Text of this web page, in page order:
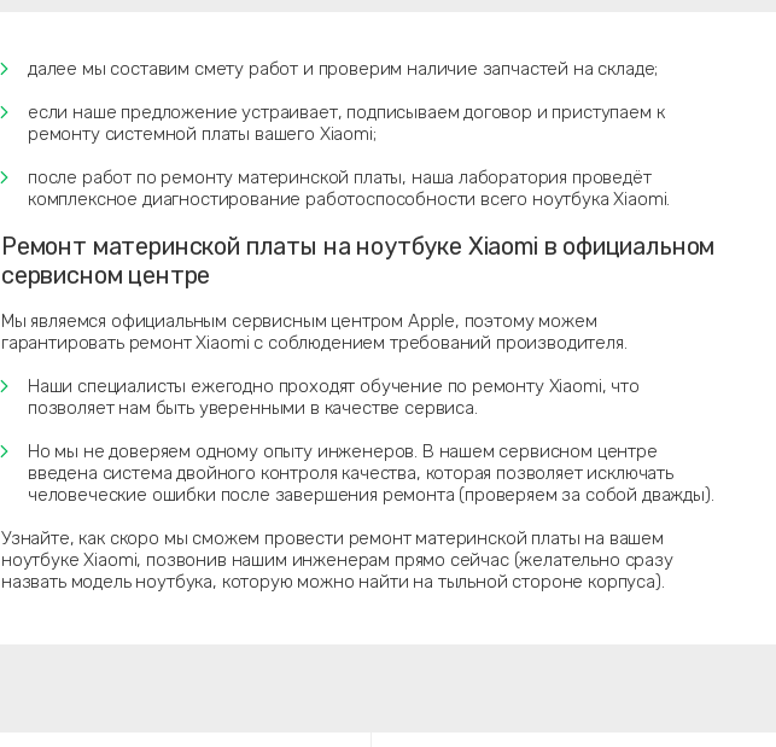
далее мы составим смету работ и проверим наличие запчастей на складе;
если наше предложение устраивает, подписываем договор и приступаем к
ремонту системной платы вашего Xiaomi;
после работ по ремонту материнской платы, наша лаборатория проведёт
комплексное диагностирование работоспособности всего ноутбука Xiaomi.
Ремонт материнской платы на ноутбуке Xiaomi в официальном
сервисном центре
Мы являемся официальным сервисным центром Apple, поэтому можем
гарантировать ремонт Xiaomi с соблюдением требований производителя.
Наши специалисты ежегодно проходят обучение по ремонту Xiaomi, что
позволяет нам быть уверенными в качестве сервиса.
Но мы не доверяем одному опыту инженеров. В нашем сервисном центре
введена система двойного контроля качества, которая позволяет исключать
человеческие ошибки после завершения ремонта (проверяем за собой дважды).
Узнайте, как скоро мы сможем провести ремонт материнской платы на вашем
ноутбуке Xiaomi, позвонив нашим инженерам прямо сейчас (желательно сразу
назвать модель ноутбука, которую можно найти на тыльной стороне корпуса).